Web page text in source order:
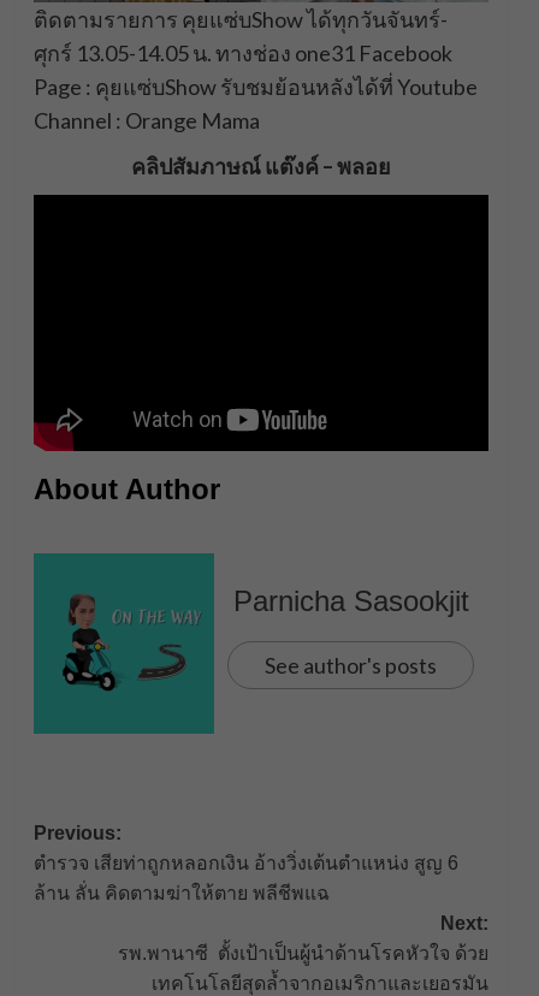
ติดตามรายการ คุยแซ่บShow ได้ทุกวันจันทร์-
ศุกร์ 13.05-14.05 น. ทางช่อง one31 Facebook
Page : คุยแซ่บShow รับชมย้อนหลังได้ที่ Youtube
Channel : Orange Mama
คลิปสัมภาษณ์ แต๊งค์ – พลอย
About Author
Parnicha Sasookjit
See author's posts
Post
navigation
Previous:
ตำรวจ เสียท่าถูกหลอกเงิน อ้างวิ่งเต้นตำแหน่ง สูญ 6
ล้าน ลั่น คิดตามฆ่าให้ตาย พลีชีพแฉ
Next:
รพ.พานาซี ตั้งเป้าเป็นผู้นำด้านโรคหัวใจ ด้วย
เทคโนโลยีสุดล้ำจากอเมริกาและเยอรมัน